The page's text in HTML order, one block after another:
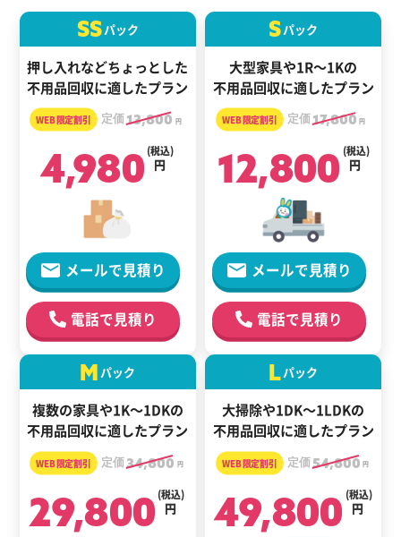
SSパック
押し入れなどちょっとした
不用品回収に適したプラン
定価13,800 円
4,980 円
(税込)
メールで見積り
電話で見積り
Sパック
大型家具や1R～1Kの
不用品回収に適したプラン
定価17,800 円
12,800 円
(税込)
メールで見積り
電話で見積り
M パック
複数の家具や1K～1DKの
不用品回収に適したプラン
定価34,800 円
29,800 円
(税込)
Lパック
大掃除や1DK～1LDKの
不用品回収に適したプラン
定価54,800 円
49,800 円
(税込)